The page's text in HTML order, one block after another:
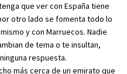
que ver con España tiene
otro lado se fomenta todo lo
y con Marruecos. Nadie
de tema o te insultan,
respuesta.
más cerca de un emirato que